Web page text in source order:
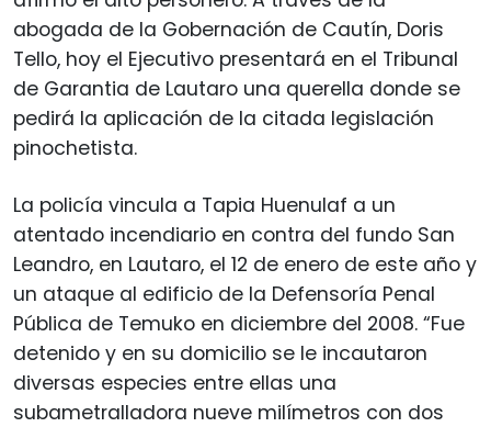
abogada de la Gobernación de Cautín, Doris
Tello, hoy el Ejecutivo presentará en el Tribunal
de Garantia de Lautaro una querella donde se
pedirá la aplicación de la citada legislación
pinochetista.
La policía vincula a Tapia Huenulaf a un
atentado incendiario en contra del fundo San
Leandro, en Lautaro, el 12 de enero de este año y
un ataque al edificio de la Defensoría Penal
Pública de Temuko en diciembre del 2008. “Fue
detenido y en su domicilio se le incautaron
diversas especies entre ellas una
subametralladora nueve milímetros con dos